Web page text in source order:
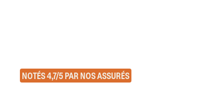
NOTÉS 4,7/5 PAR NOS ASSURÉS